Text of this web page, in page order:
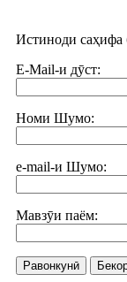
Истиноди саҳифа
E-Mail-и дӯст:
Номи Шумо:
e-mail-и Шумо:
Мавзӯи паём:
Равонкунӣ